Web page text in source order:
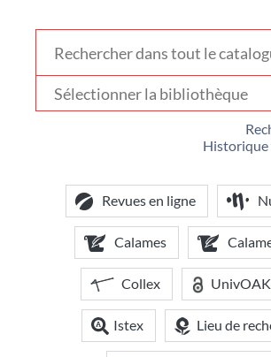
Historique
votre
bibliothèque
Revues en ligne
Calames
Collex
Istex Lieu de